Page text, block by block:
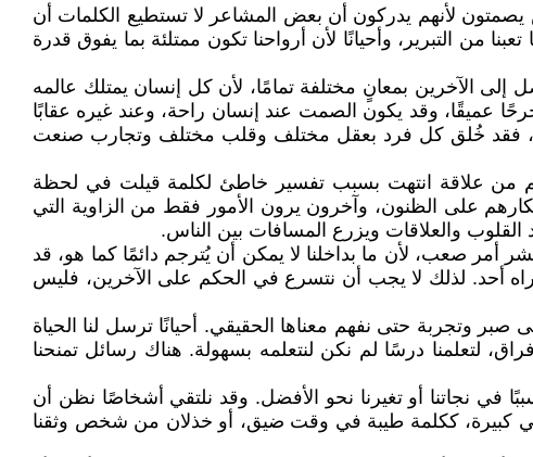
لأنهم يدركون أن بعض المشاعر لا تستطيع الكلمات أن
من التبرير، وأحيانًا لأن أرواحنا تكون ممتلئة بما يفوق قدرة
إلى الآخرين بمعانٍ مختلفة تمامًا، لأن كل إنسان يمتلك عالمه
عميقًا، وقد يكون الصمت عند إنسان راحة، وعند غيره عقابًا
فقد خُلق كل فرد بعقل مختلف وقلب مختلف وتجارب صنعت
فكم من علاقة انتهت بسبب تفسير خاطئ لكلمة قيلت في لحظة
على الظنون، وآخرون يرون الأمور فقط من الزاوية التي
والعلاقات ويزرع المسافات بين الناس.
أمر صعب، لأن ما بداخلنا لا يمكن أن يُترجم دائمًا كما هو، قد
أحد. لذلك لا يجب أن نتسرع في الحكم على الآخرين، فليس
صبر وتجربة حتى نفهم معناها الحقيقي. أحيانًا ترسل لنا الحياة
لتعلمنا درسًا لم نكن لنتعلمه بسهولة. هناك رسائل تمنحنا
في نجاتنا أو تغيرنا نحو الأفضل. وقد نلتقي أشخاصًا نظن أن
كبيرة، ككلمة طيبة في وقت ضيق، أو خذلان من شخص وثقنا